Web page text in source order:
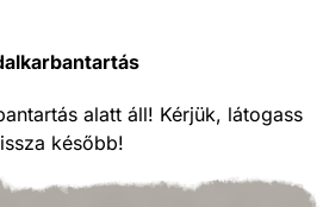
alatt áll! Kérjük, látogass
később!